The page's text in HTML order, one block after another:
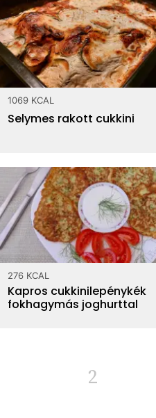
1069 KCAL
Selymes rakott cukkini
276 KCAL
Kapros cukkinilepénykék
fokhagymás joghurttal
2